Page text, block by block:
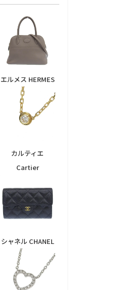
エルメス HERMES
カルティエ
Cartier
シャネル CHANEL